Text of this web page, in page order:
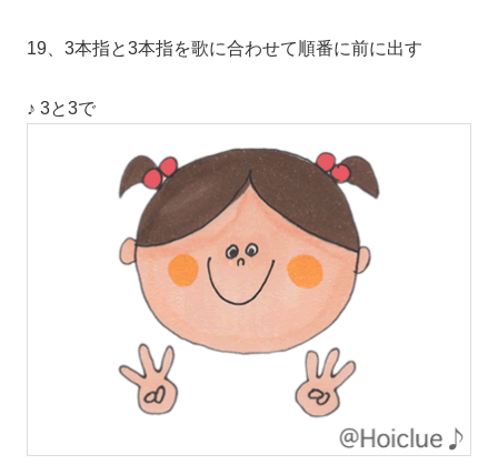
19、3本指と3本指を歌に合わせて順番に前に出す
♪ 3と3で